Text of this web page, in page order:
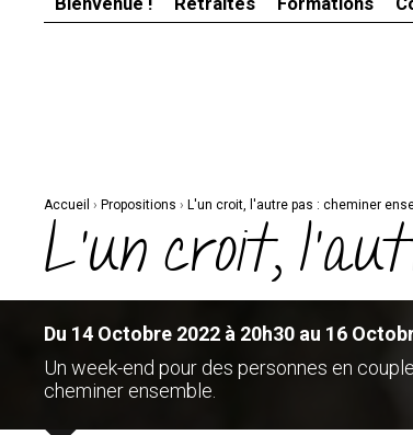
Accueil › Propositions › L'un croit, l'autre pas : cheminer
L'un croit,
Du 14 Octobre 2022 à 20h30 au 16
Un week-end pour des personnes en
cheminer ensemble.